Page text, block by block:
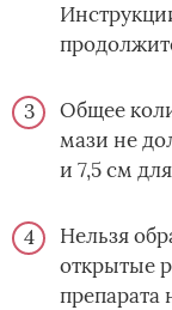
Общее
мази не
и 7,5 см
Нельзя
открытые
препарата